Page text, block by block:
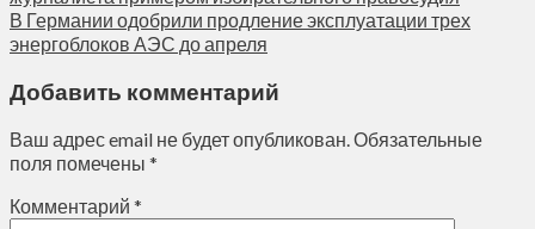
В Германии одобрили продление эксплуатации трех
энергоблоков АЭС до апреля
Добавить комментарий
Ваш адрес email не будет опубликован.Обязательные
поля помечены *
Комментарий *